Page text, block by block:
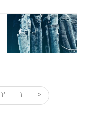
>
1
2